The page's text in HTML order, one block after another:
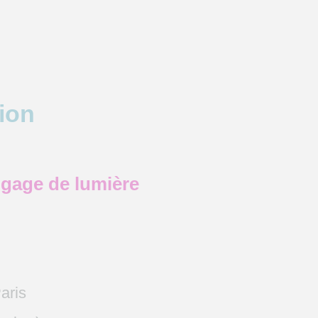
de lumière